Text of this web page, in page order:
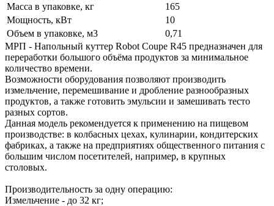
Масса в упаковке, кг
165
Мощность, кВт
10
Объем в упаковке, м3
0,71
МРП - Напольный куттер Robot Coupe R45 предназначен для
переработки большого объёма продуктов за минимальное
количество времени.
Возможности оборудования позволяют производить
измельчение, перемешивание и дробление разнообразных
продуктов, а также готовить эмульсии и замешивать тесто
разных сортов.
Данная модель рекомендуется к применению на пищевом
производстве: в колбасных цехах, кулинарии, кондитерских
фабриках, а также на предприятиях общественного питания с
большим числом посетителей, например, в крупных
столовых.
Производительность за одну операцию:
Измельчение - до 32 кг;